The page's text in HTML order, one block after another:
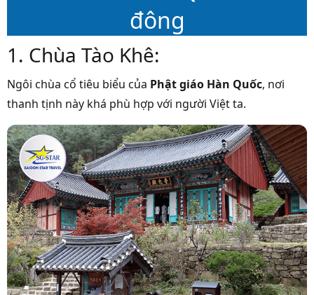
đông
1. Chùa Tào Khê:
Ngôi chùa cổ tiêu biểu của Phật giáo Hàn Quốc, nơi
thanh tịnh này khá phù hợp với người Việt ta.